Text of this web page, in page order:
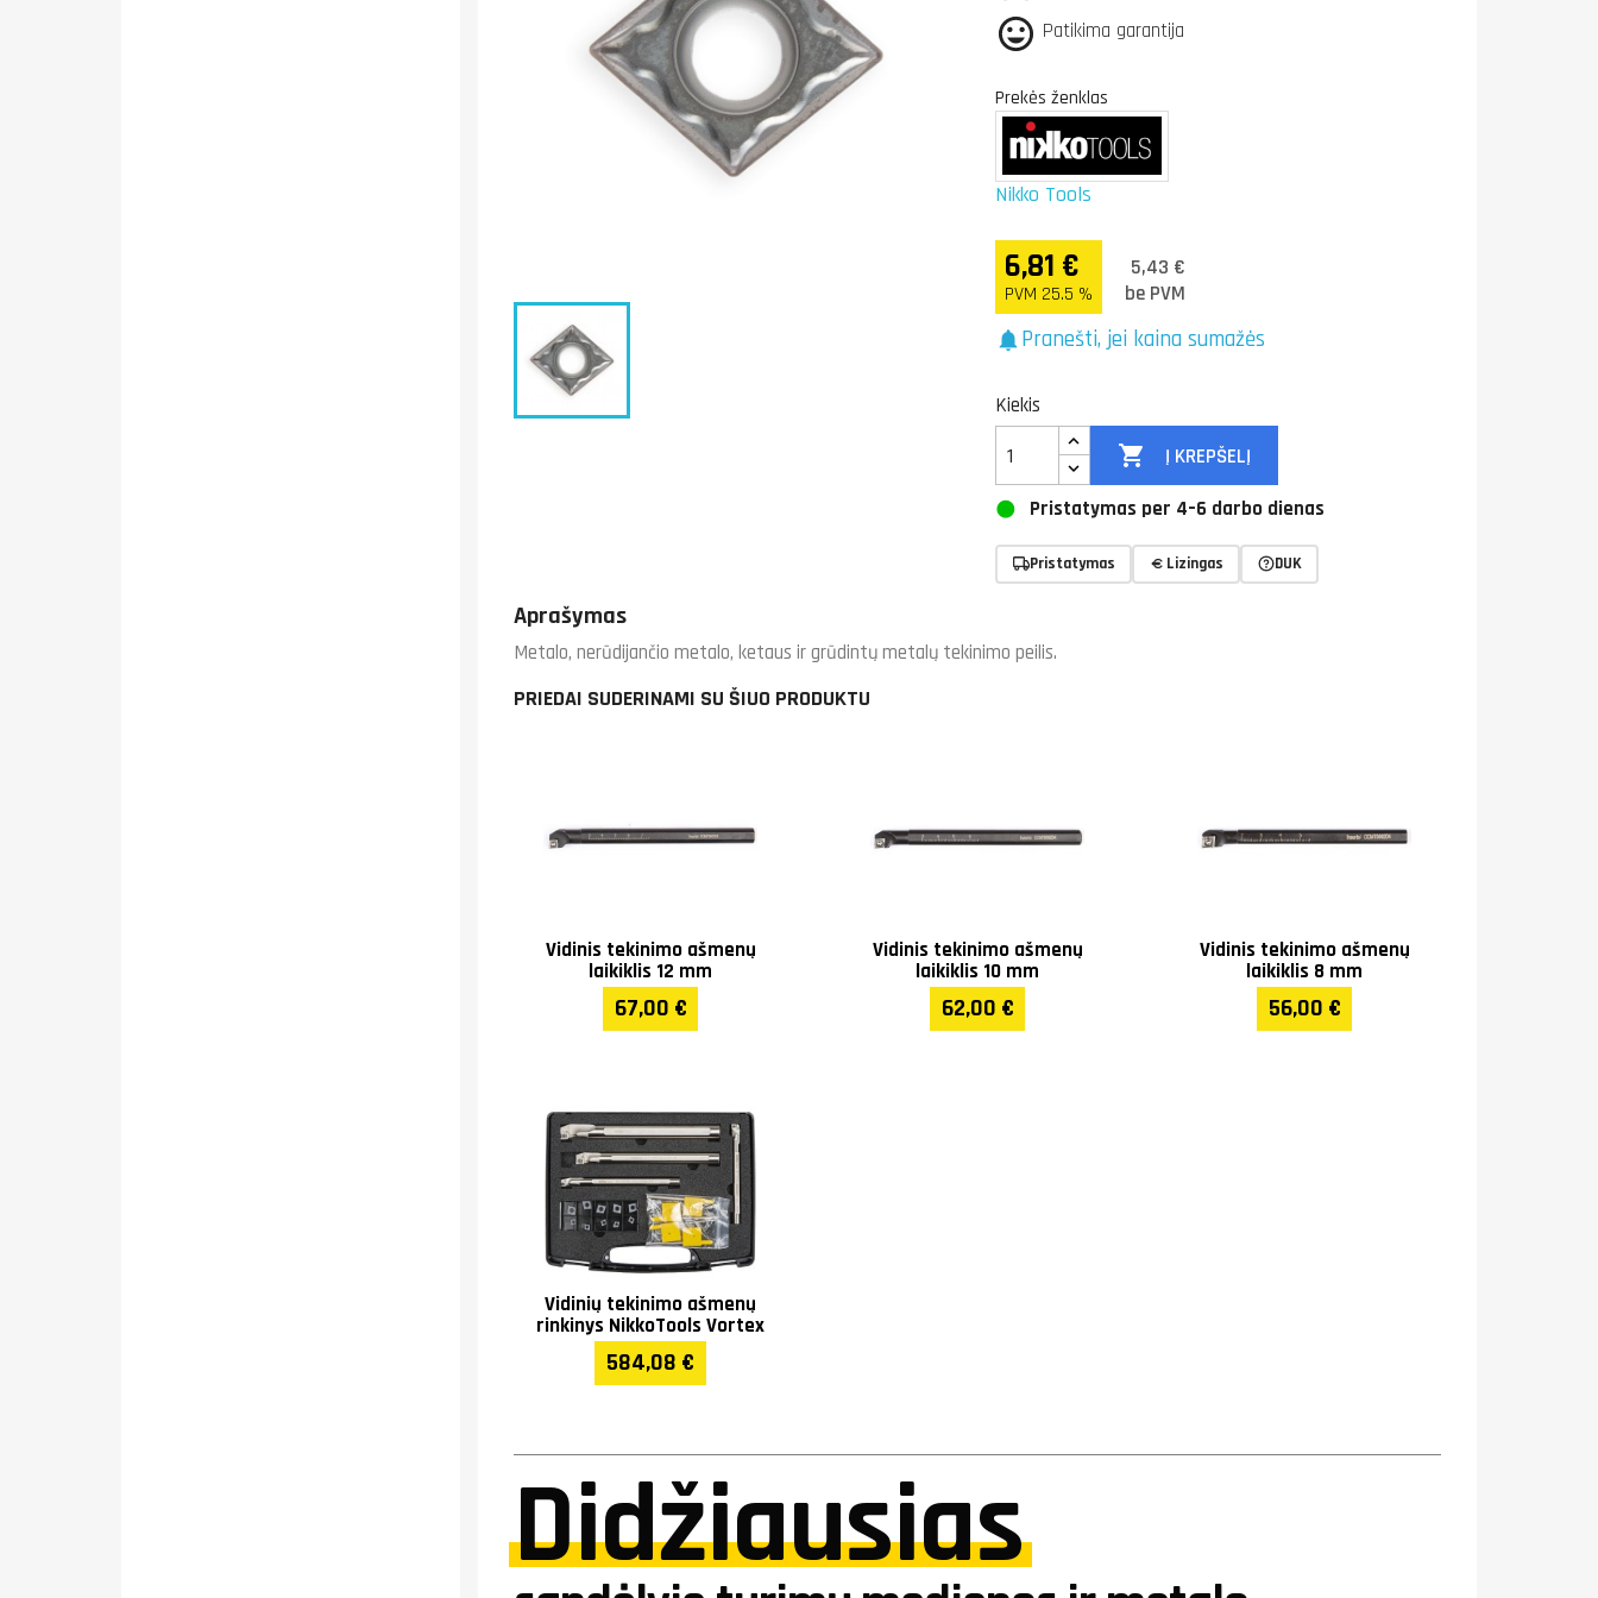
Patikima garantija
Prekės ženklas
Nikko Tools
6,81 €
PVM 25.5 %
5,43 €
be PVM
notificationsPranešti, jei kaina sumažės
Kiekis
 Į KREPŠELĮ
Pristatymas per 4–6 darbo dienas
Pristatymas Lizingas DUK
Aprašymas
Metalo, nerūdijančio metalo, ketaus ir grūdintų metalų tekinimo peilis.
PRIEDAI SUDERINAMI SU ŠIUO PRODUKTU
Vidinis tekinimo ašmenų
laikiklis 12 mm
67,00 €
Vidinis tekinimo ašmenų
laikiklis 10 mm
62,00 €
Vidinis tekinimo ašmenų
laikiklis 8 mm
56,00 €
Vidinių tekinimo ašmenų
rinkinys NikkoTools Vortex
584,08 €
Didžiausias